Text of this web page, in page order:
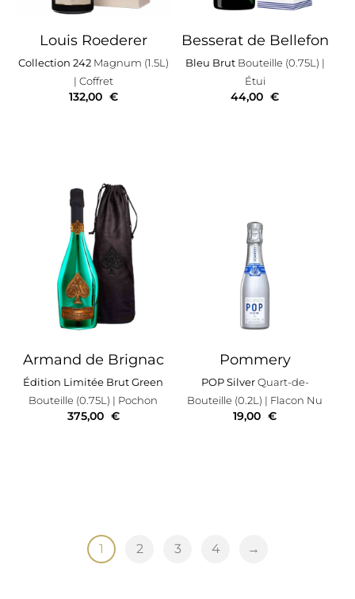
Louis Roederer
Collection 242Magnum (1.5L)
| Coffret
132,00 €
Besserat de Bellefon
Bleu BrutBouteille (0.75L) |
Étui
44,00 €
Armand de Brignac
Édition Limitée Brut Green
Bouteille (0.75L) | Pochon
375,00 €
Pommery
POP SilverQuart-de-
Bouteille (0.2L) | Flacon Nu
19,00 €
1 2 3 4 →